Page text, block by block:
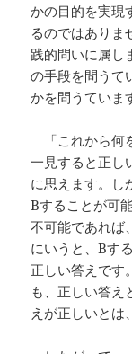
かの目的を実現
るのではありま
践的問いに属し
の手段を問うて
かを問うていま
「これから何
一見すると正し
に思えます。し
Bすることが可
不可能であれば
にいうと、Bす
正しい答えです
も、正しい答え
えが正しいとは